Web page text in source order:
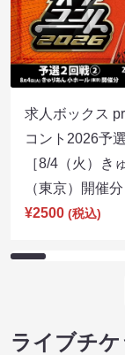
求人ボックス
コント2026予
［8/4（火）
（東京）開催
¥2500 (税込)
ライブチケ